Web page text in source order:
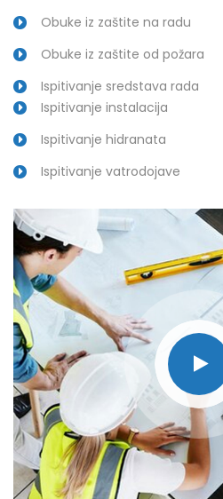
Obuke iz zaštite na radu
Obuke iz zaštite od požara
Ispitivanje sredstava rada
Ispitivanje instalacija
Ispitivanje hidranata
Ispitivanje vatrodojave